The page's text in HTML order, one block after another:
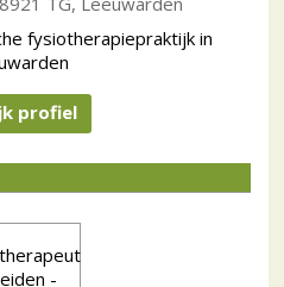
fysiotherapiepraktijk in
profiel